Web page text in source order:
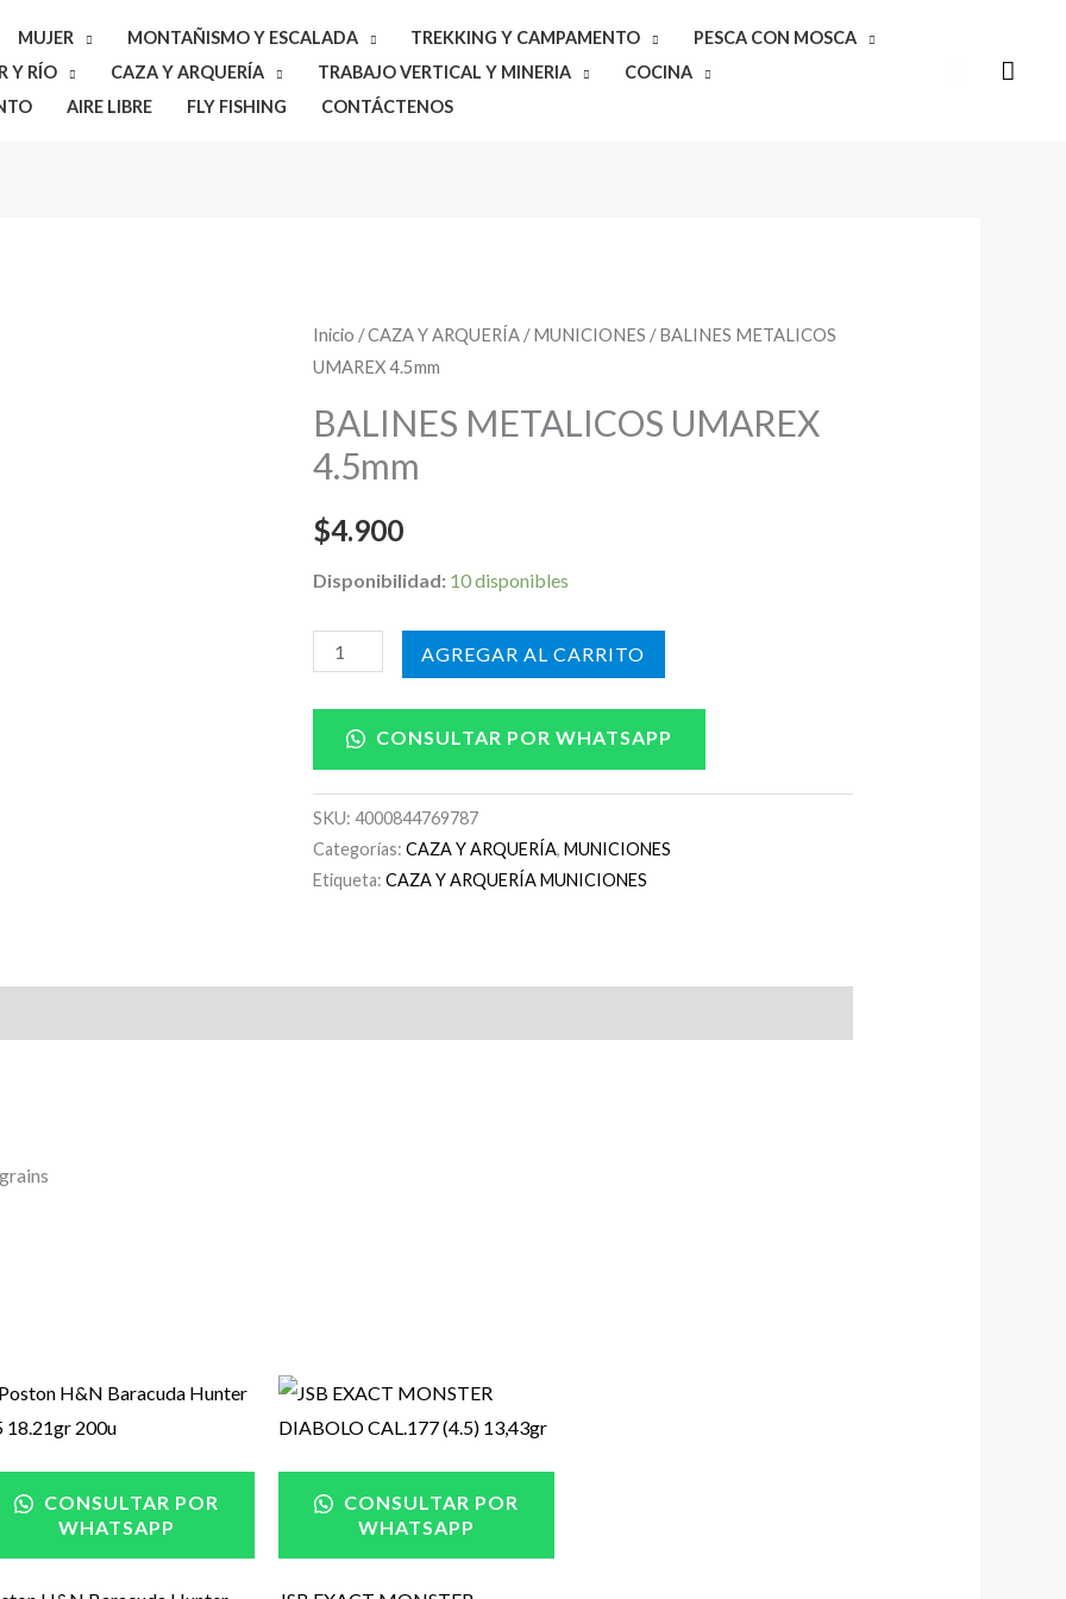
MUJER MONTAÑISMO Y ESCALADA TREKKING Y CAMPAMENTO
PESCA CON MOSCA
Y RÍO CAZA Y ARQUERÍA TRABAJO VERTICAL Y MINERIA
COCINA
AIRE LIBRE FLY FISHING CONTÁCTENOS
Buscar
Inicio /CAZA Y ARQUERÍA /MUNICIONES / BALINES METALICOS
UMAREX 4.5mm
BALINES METALICOS UMAREX
4.5mm
$4.900
Disponibilidad: 10 disponibles
BALINES
METALICOS
4.5mm
cantidad
AÑADIR AL CARRITO
CONSULTAR POR WHATSAPP
SKU:4000844769787
Categorías:CAZA Y ARQUERÍA,MUNICIONES
Etiqueta:CAZA Y ARQUERÍA MUNICIONES
CONSULTAR POR
WHATSAPP
CONSULTAR POR
WHATSAPP